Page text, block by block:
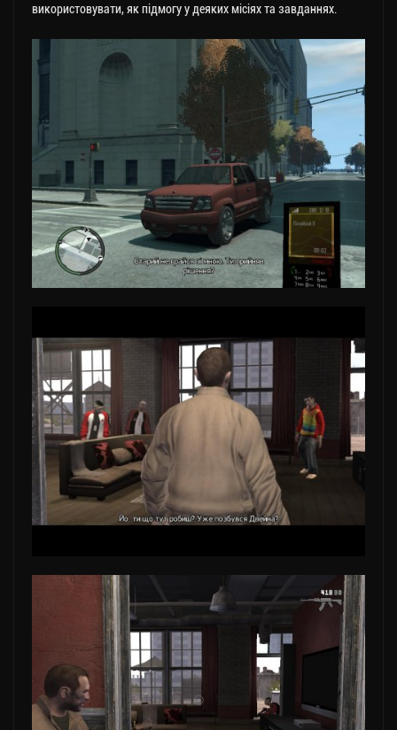
використовувати, як підмогу у деяких місіях та завданнях.